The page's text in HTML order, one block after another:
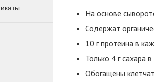
На основе
Содержат
10 г протеина в
Только 4 г сахара
Обогащены